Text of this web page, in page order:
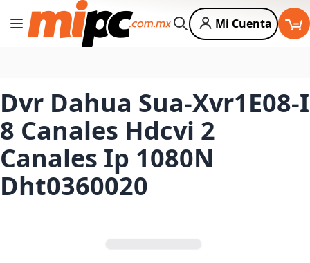
Cambiar Nav
Buscar
Mi Cuenta
Dvr Dahua Sua-Xvr1E08-I
8 Canales Hdcvi 2
Canales Ip 1080N
Dht0360020